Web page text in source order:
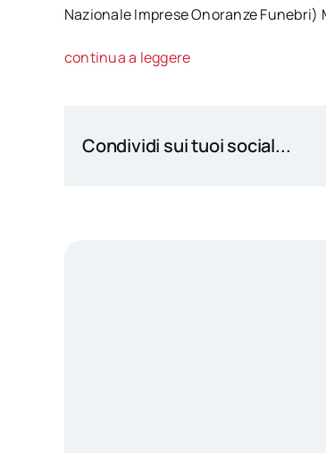
Nazionale Imprese Onoranze
continua a leggere
Condividi sui tuoi social...